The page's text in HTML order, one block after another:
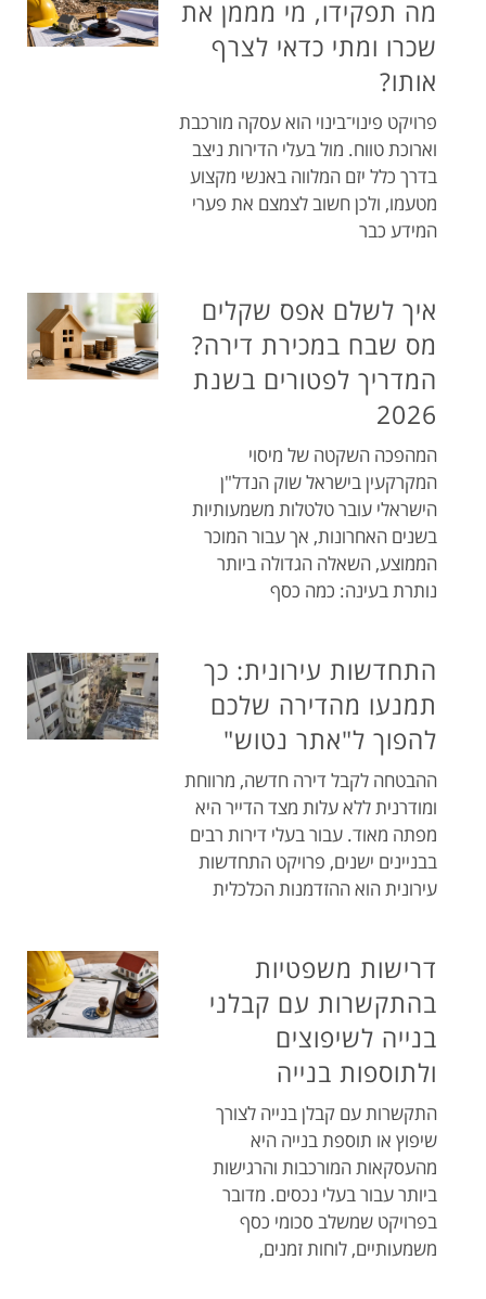
מה תפקידו, מי מממן את
שכרו ומתי כדאי לצרף
אותו?
פרויקט פינוי־בינוי הוא עסקה מורכבת
וארוכת טווח. מול בעלי הדירות ניצב
בדרך כלל יזם המלווה באנשי מקצוע
מטעמו, ולכן חשוב לצמצם את פערי
המידע כבר
איך לשלם אפס שקלים
מס שבח במכירת דירה?
המדריך לפטורים בשנת
2026
המהפכה השקטה של מיסוי
המקרקעין בישראל שוק הנדל"ן
הישראלי עובר טלטלות משמעותיות
בשנים האחרונות, אך עבור המוכר
הממוצע, השאלה הגדולה ביותר
נותרת בעינה: כמה כסף
התחדשות עירונית: כך
תמנעו מהדירה שלכם
להפוך ל"אתר נטוש"
ההבטחה לקבל דירה חדשה, מרווחת
ומודרנית ללא עלות מצד הדייר היא
מפתה מאוד. עבור בעלי דירות רבים
בבניינים ישנים, פרויקט התחדשות
עירונית הוא ההזדמנות הכלכלית
דרישות משפטיות
בהתקשרות עם קבלני
בנייה לשיפוצים
ולתוספות בנייה
התקשרות עם קבלן בנייה לצורך
שיפוץ או תוספת בנייה היא
מהעסקאות המורכבות והרגישות
ביותר עבור בעלי נכסים. מדובר
בפרויקט שמשלב סכומי כסף
משמעותיים, לוחות זמנים,